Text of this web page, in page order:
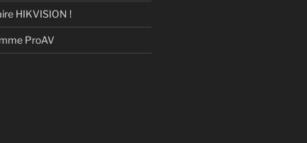
HIKVISION !
ProAV